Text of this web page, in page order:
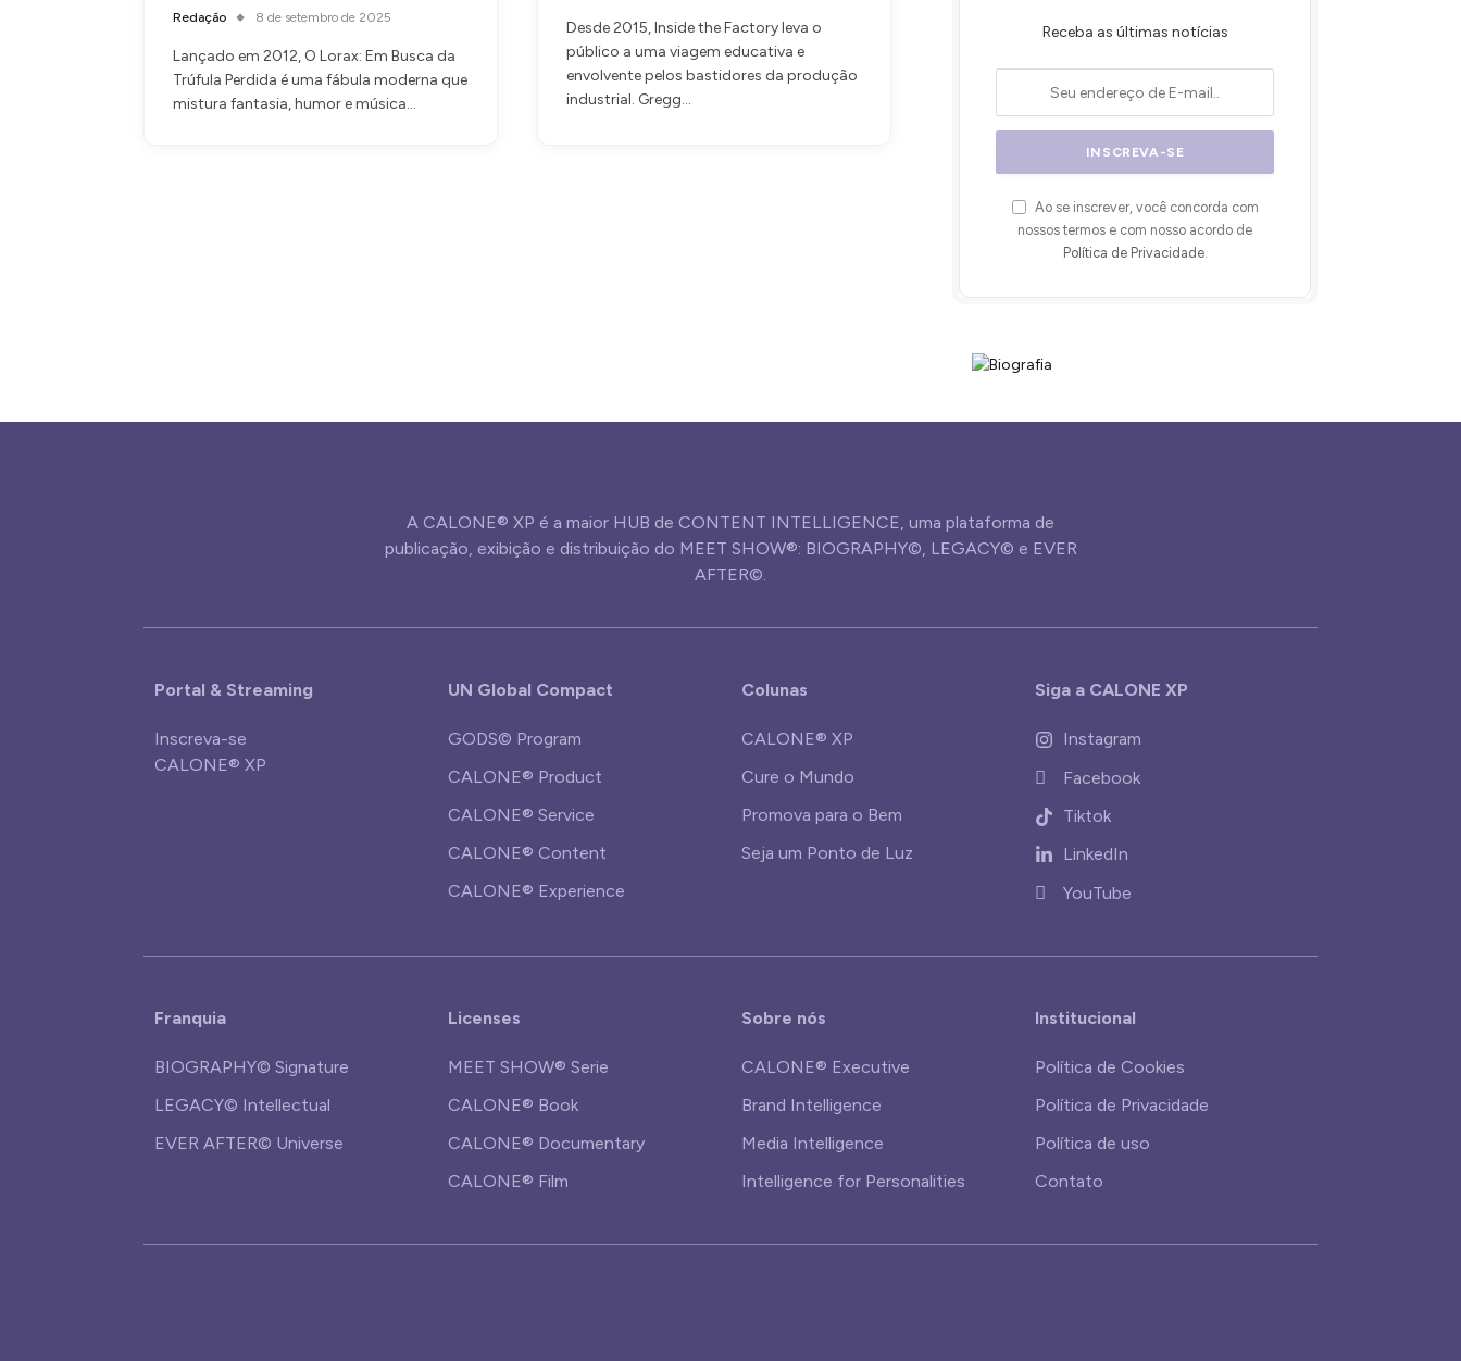
Redação 8 de setembro de 2025
Lançado em 2012, O Lorax: Em Busca da
Trúfula Perdida é uma fábula moderna que
mistura fantasia, humor e música…
Desde 2015, Inside the Factory leva o
público a uma viagem educativa e
envolvente pelos bastidores da produção
industrial. Gregg…
Receba as últimas notícias
Ao se inscrever, você concorda com
nossos termos e com nosso acordo de
Política de Privacidade.
A CALONE® XP é a maior HUB de CONTENT INTELLIGENCE, uma plataforma de
publicação, exibição e distribuição do MEET SHOW®: BIOGRAPHY©, LEGACY© e EVER
AFTER©.
Portal & Streaming
Inscreva-se
CALONE® XP
UN Global Compact
GODS© Program
CALONE® Product
CALONE® Service
CALONE® Content
CALONE® Experience
Colunas
CALONE® XP
Cure o Mundo
Promova para o Bem
Seja um Ponto de Luz
Siga a CALONE XP
Instagram
Facebook
Tiktok
LinkedIn
YouTube
Franquia
BIOGRAPHY© Signature
LEGACY© Intellectual
EVER AFTER© Universe
Licenses
MEET SHOW® Serie
CALONE® Book
CALONE® Documentary
CALONE® Film
Sobre nós
CALONE® Executive
Brand Intelligence
Media Intelligence
Intelligence for Personalities
Institucional
Política de Cookies
Política de Privacidade
Política de uso
Contato